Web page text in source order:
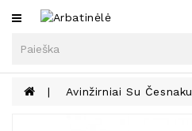
Kategorijos
Kava
Avinžirniai Su Česnaku